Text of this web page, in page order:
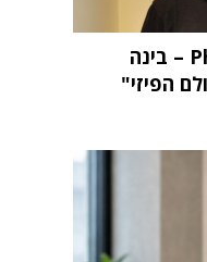
"העתיד הוא Physical AI – בינה
הפיזי"